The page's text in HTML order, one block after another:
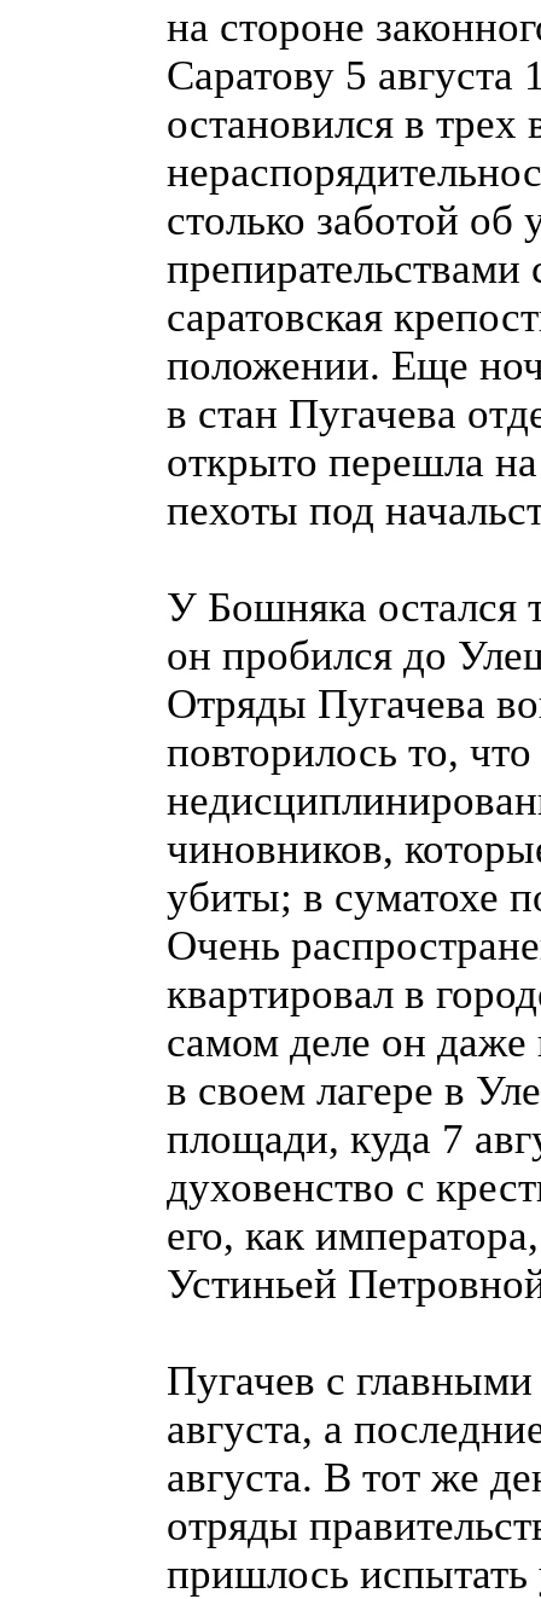
на стороне
Саратову 5 августа
остановился в трех
столько заботой об
саратовская
положении. Еще
в стан Пугачева
открыто перешла
пехоты под
У Бошняка остался
он пробился до
Отряды Пугачева
повторилось то,
чиновников,
убиты; в суматохе
Очень
квартировал в
самом деле он даже
в своем лагере в
площади, куда 7
духовенство с
его, как
Устиньей
Пугачев с
августа, а
августа. В тот же
отряды
пришлось испытать